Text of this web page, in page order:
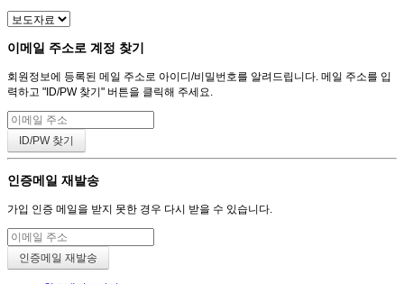
이메일 주소로 계정 찾기
회원정보에 등록된 메일 주소로 아이디/비밀번호를 알려드립니다. 메일 주소를 입
력하고 "ID/PW 찾기" 버튼을 클릭해 주세요.
인증메일 재발송
가입 인증 메일을 받지 못한 경우 다시 받을 수 있습니다.